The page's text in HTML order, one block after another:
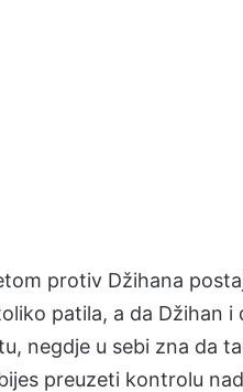
protiv Džihana
patila, a da Džihan
negdje u sebi zna da
preuzeti kontrolu